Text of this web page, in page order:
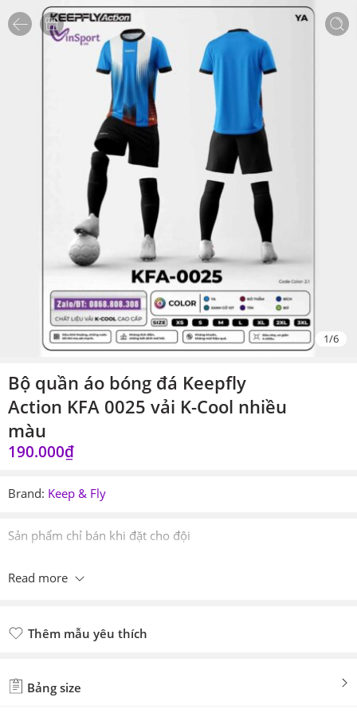
1/6
Bộ quần áo bóng đá Keepfly
Action KFA 0025 vải K-Cool nhiều
màu
190.000₫
Brand: Keep & Fly
Sản phẩm chỉ bán khi đặt cho đội
Read more
Thêm mẫu yêu thích
Bảng size